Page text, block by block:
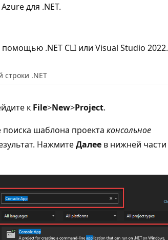
для .NET.
.NET CLI или Visual Studio 2022.
строки .NET
к File>New>Project.
поиска шаблона проекта консольное
НажмитеДалее в нижней части